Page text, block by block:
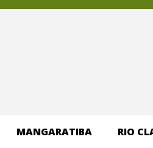
MANGARATIBA RIO